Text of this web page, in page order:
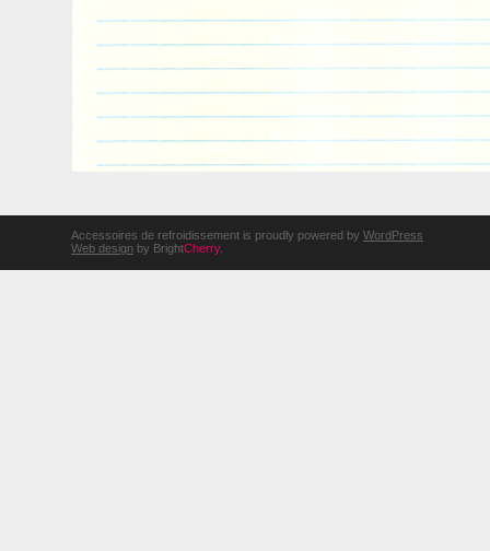
Accessoires de refroidissement is proudly powered by WordPress
Web design by BrightCherry.